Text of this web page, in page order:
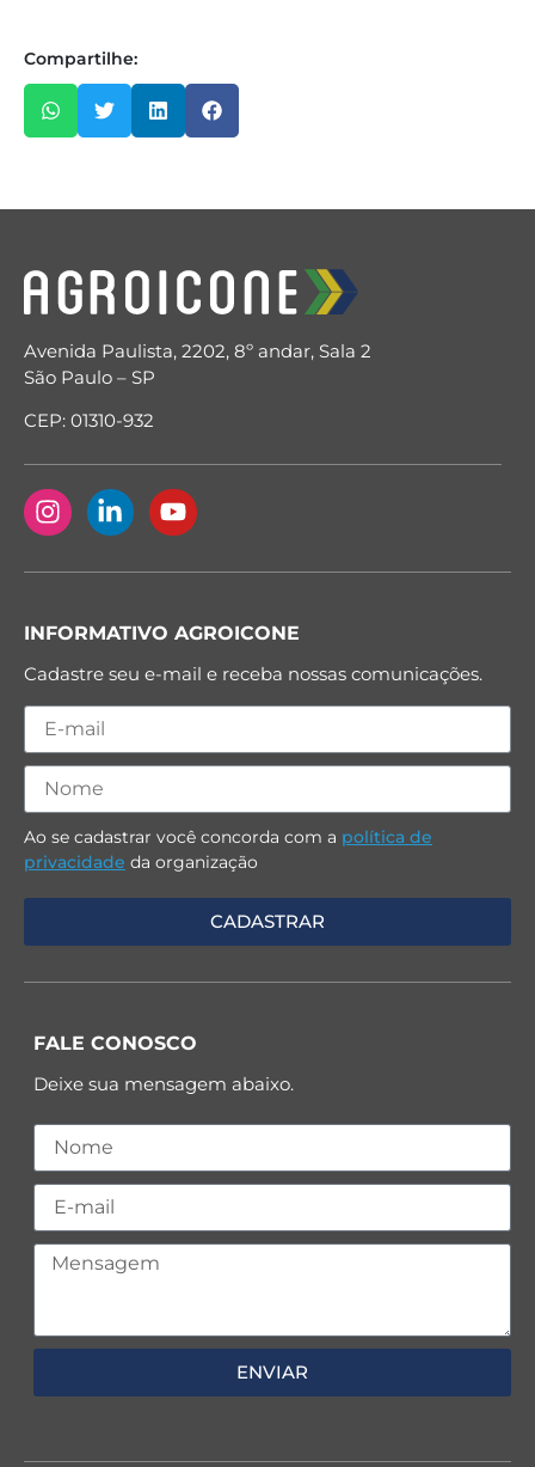
Compartilhe:
Avenida Paulista, 2202, 8º andar, Sala 2
São Paulo – SP
CEP: 01310-932
INFORMATIVO AGROICONE
Cadastre seu e-mail e receba nossas comunicações.
Ao se cadastrar você concorda com a política de
privacidade da organização
FALE CONOSCO
Deixe sua mensagem abaixo.
ENVIAR